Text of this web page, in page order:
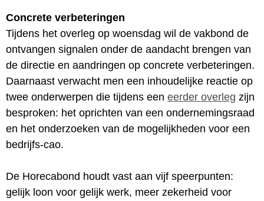
Concrete verbeteringen
Tijdens het overleg op woensdag wil de vakbond de
ontvangen signalen onder de aandacht brengen van
de directie en aandringen op concrete verbeteringen.
Daarnaast verwacht men een inhoudelijke reactie op
twee onderwerpen die tijdens een eerder overleg zijn
besproken: het oprichten van een ondernemingsraad
en het onderzoeken van de mogelijkheden voor een
bedrijfs-cao.
De Horecabond houdt vast aan vijf speerpunten:
gelijk loon voor gelijk werk, meer zekerheid voor